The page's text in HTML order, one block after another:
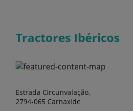
Tractores Ibéricos
Estrada Circunvalação,
2794-065 Carnaxide